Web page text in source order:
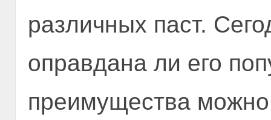
различных паст.
оправдана ли его
преимущества можно